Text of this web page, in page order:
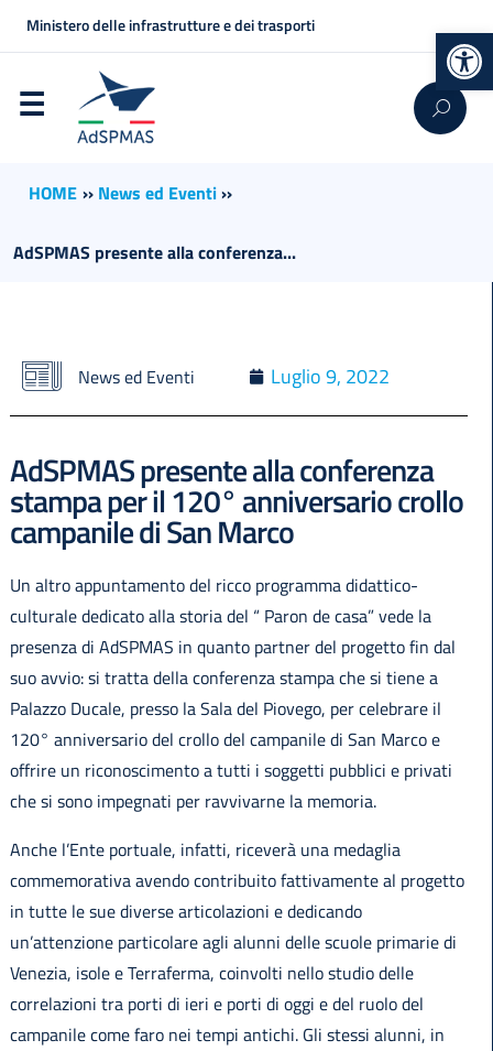
Ministero delle infrastrutture e dei trasporti
HOME ›› News ed Eventi››
AdSPMAS presente alla conferenza...
News ed Eventi Luglio 9, 2022
AdSPMAS presente alla conferenza
stampa per il 120° anniversario crollo
campanile di San Marco
Un altro appuntamento del ricco programma didattico-
culturale dedicato alla storia del “ Paron de casa” vede la
presenza di AdSPMAS in quanto partner del progetto fin dal
suo avvio: si tratta della conferenza stampa che si tiene a
Palazzo Ducale, presso la Sala del Piovego, per celebrare il
120° anniversario del crollo del campanile di San Marco e
offrire un riconoscimento a tutti i soggetti pubblici e privati
che si sono impegnati per ravvivarne la memoria.
Anche l’Ente portuale, infatti, riceverà una medaglia
commemorativa avendo contribuito fattivamente al progetto
in tutte le sue diverse articolazioni e dedicando
un’attenzione particolare agli alunni delle scuole primarie di
Venezia, isole e Terraferma, coinvolti nello studio delle
correlazioni tra porti di ieri e porti di oggi e del ruolo del
campanile come faro nei tempi antichi. Gli stessi alunni, in